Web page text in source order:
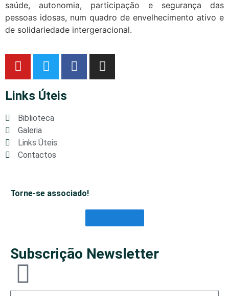
saúde, autonomia, participação e segurança das
pessoas idosas, num quadro de envelhecimento ativo e
de solidariedade intergeracional.
Links Úteis
Biblioteca
Galeria
Links Úteis
Contactos
Torne-se associado!
Subscrição Newsletter